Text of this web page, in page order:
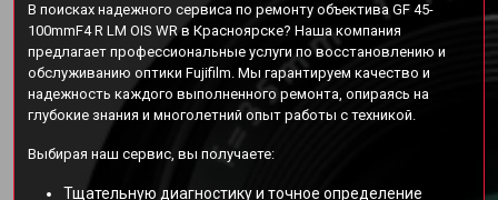
В поисках надежного сервиса по ремонту объектива GF 45-
100mmF4 R LM OIS WR в Красноярске? Наша компания
предлагает профессиональные услуги по восстановлению и
обслуживанию оптики Fujifilm. Мы гарантируем качество и
надежность каждого выполненного ремонта, опираясь на
глубокие знания и многолетний опыт работы с техникой.
Выбирая наш сервис, вы получаете:
Тщательную диагностику и точное определение